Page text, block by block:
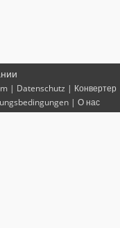
| Datenschutz | Конвертер
| О нас